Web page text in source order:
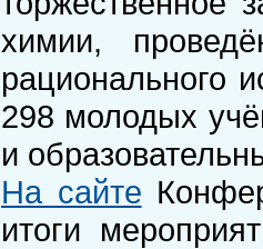
химии,
рационального
298 молодых
и
На сайте
итоги